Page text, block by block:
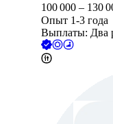
100 000 – 130
Опыт 1-3 года
Выплаты: Два